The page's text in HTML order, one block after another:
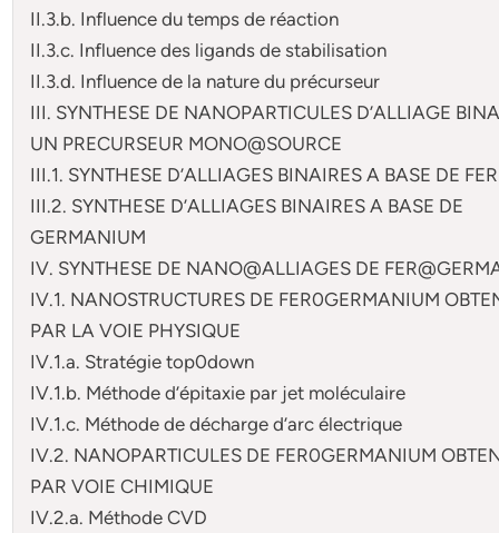
II.3.b. Influence du temps de réaction
II.3.c. Influence des ligands de stabilisation
II.3.d. Influence de la nature du précurseur
III. SYNTHESE DE NANOPARTICULES D’ALLIAGE
UN PRECURSEUR MONO@SOURCE
III.1. SYNTHESE D’ALLIAGES BINAIRES A BASE DE FER
III.2. SYNTHESE D’ALLIAGES BINAIRES A BASE DE
GERMANIUM
IV. SYNTHESE DE NANO@ALLIAGES DE
IV.1. NANOSTRUCTURES DE FER0GERMANIUM
PAR LA VOIE PHYSIQUE
IV.1.a. Stratégie top0down
IV.1.b. Méthode d’épitaxie par jet moléculaire
IV.1.c. Méthode de décharge d’arc électrique
IV.2. NANOPARTICULES DE FER0GERMANIUM
PAR VOIE CHIMIQUE
IV.2.a. Méthode CVD